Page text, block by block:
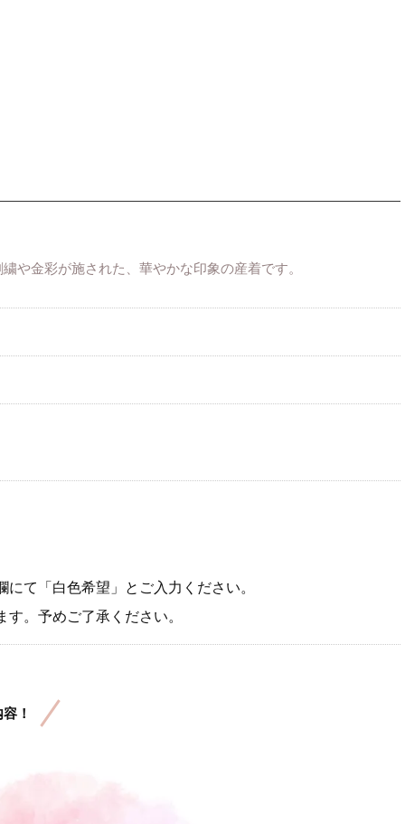
や金彩が施された、華やかな印象の産着です。
て「白色希望」とご入力ください。
。予めご了承ください。
！